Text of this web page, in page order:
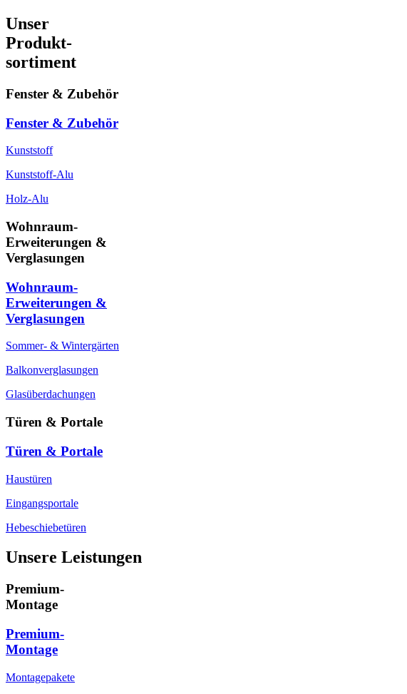
Unser
Produkt-
sortiment
Fenster & Zubehör
Fenster & Zubehör
Kunststoff
Kunststoff-Alu
Holz-Alu
Wohnraum-
Erweiterungen &
Verglasungen
Wohnraum-
Erweiterungen &
Verglasungen
Sommer- & Wintergärten
Balkonverglasungen
Glasüberdachungen
Türen & Portale
Türen & Portale
Haustüren
Eingangsportale
Hebeschiebetüren
Unsere Leistungen
Premium-
Montage
Premium-
Montage
Montagepakete